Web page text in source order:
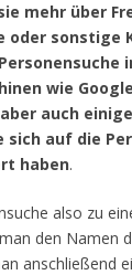
mehr über
oder sonstige
wie
auch
sich auf die
haben.
also zu
den Namen
anschließend